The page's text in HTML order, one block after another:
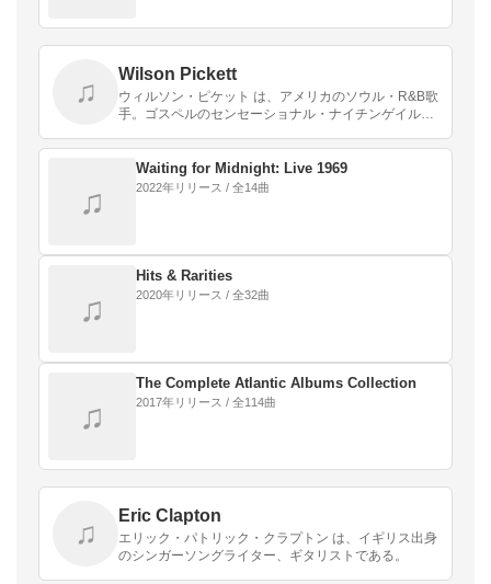
♫
Wilson Pickett
ウィルソン・ピケット は、アメリカのソウル・R&B歌
手。ゴスペルのセンセーショナル・ナイチンゲイルズ
性サザン・ソウル・シンガーの代表的存在だった。
♫
Waiting for Midnight: Live 1969
2022年リリース / 全14曲
♫
Hits & Rarities
2020年リリース / 全32曲
♫
The Complete Atlantic Albums Collection
2017年リリース / 全114曲
♫
Eric Clapton
エリック・パトリック・クラプトン は、イギリス出身
のシンガーソングライター、ギタリストである。